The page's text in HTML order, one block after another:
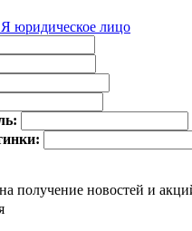
Я юридическое лицо
получение новостей и